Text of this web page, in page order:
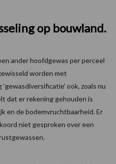
op bouwland.
ander hoofdgewas per perceel
worden met
ook, zoals nu
dat er rekening gehouden is
en de bodemvruchtbaarheid. Er
niet gesproken over een